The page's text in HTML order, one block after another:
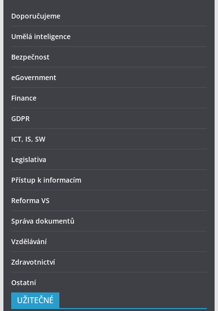
Doporučujeme
Umělá inteligence
Bezpečnost
eGovernment
Finance
GDPR
ICT, IS, SW
Legislativa
Přístup k informacím
Reforma VS
Správa dokumentů
Vzdělávání
Zdravotnictví
Ostatní
UŽITEČNÉ